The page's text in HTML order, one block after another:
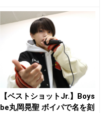
【ベストショットJr.】Boys
be丸岡晃聖 ボイパで名を刻